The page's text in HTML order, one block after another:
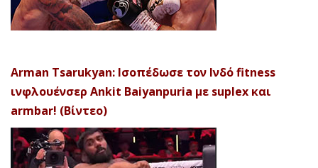
Arman Tsarukyan: Ισοπέδωσε τον Ινδό fitness
ινφλουένσερ Ankit Baiyanpuria με suplex και
armbar! (Βίντεο)